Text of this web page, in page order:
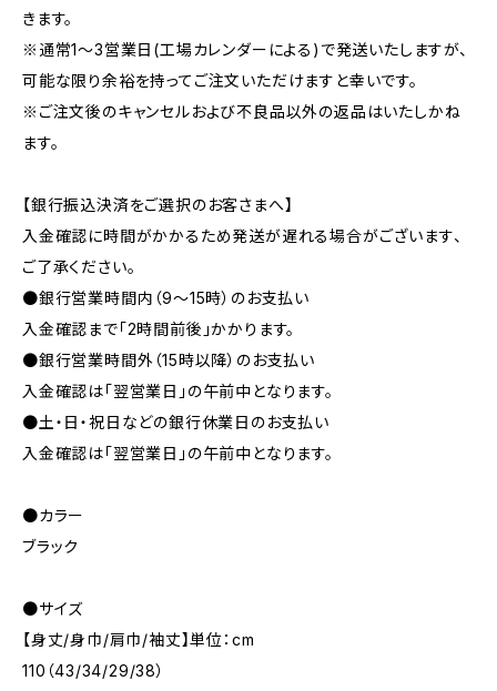
きます。
※通常1〜3営業日(工場カレンダーによる)で発送いたしますが、
可能な限り余裕を持ってご注文いただけますと幸いです。
※ご注文後のキャンセルおよび不良品以外の返品はいたしかね
ます。
【銀行振込決済をご選択のお客さまへ】
入金確認に時間がかかるため発送が遅れる場合がございます、
ご了承ください。
●銀行営業時間内（9〜15時）のお支払い
入金確認まで「2時間前後」かかります。
●銀行営業時間外（15時以降）のお支払い
入金確認は「翌営業日」の午前中となります。
●土・日・祝日などの銀行休業日のお支払い
入金確認は「翌営業日」の午前中となります。
●カラー
ブラック
●サイズ
【身丈/身巾/肩巾/袖丈】単位：cm
110（43/34/29/38）